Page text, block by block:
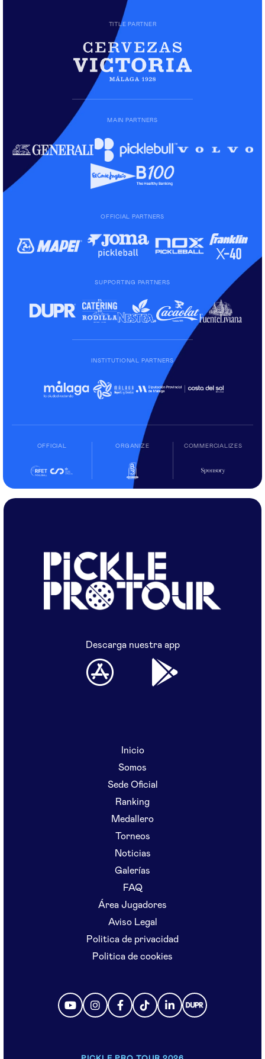
TITLE PARTNER
MAIN PARTNERS
OFFICIAL PARTNERS
SUPPORTING PARTNERS
INSTITUTIONAL PARTNERS
OFFICIAL ORGANIZE COMMERCIALIZES
Descarga nuestra app
Inicio
Somos
Sede Oficial
Ranking
Medallero
Torneos
Noticias
Galerías
FAQ
Área Jugadores
Aviso Legal
Politica de privacidad
Politica de cookies